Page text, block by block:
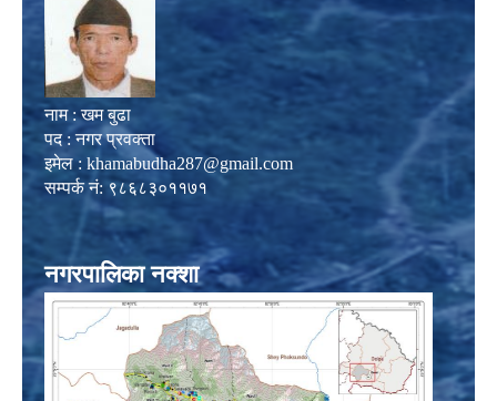
नाम : खम बुढा
पद : नगर प्रवक्ता
इमेल : khamabudha287@gmail.com
सम्पर्क नं: ९८६८३०११७१
नगरपालिका नक्शा